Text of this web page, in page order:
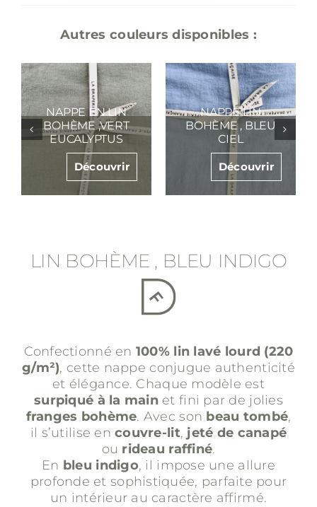
Autres couleurs disponibles :
NAPPE EN LIN
BOHÈME, ROSE
POUDRE
Découvrir
RIDEAUX LIN
LAVÉ, KAKI
Découvrir
LIN BOHÈME , BLEU INDIGO
Confectionné en 100% lin lavé lourd (220
g/m²), cette nappe conjugue authenticité
et élégance. Chaque modèle est
surpiqué à la mainet fini par de jolies
franges bohème. Avec son beau tombé,
il s’utilise encouvre-lit, jeté de canapé
ou rideau raffiné.
En bleu indigo, il impose une allure
profonde et sophistiquée, parfaite pour
un intérieur au caractère affirmé.